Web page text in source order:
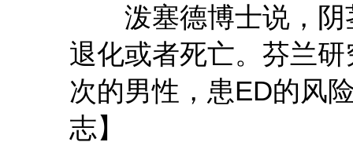
泼塞德博士说，阴
退化或者死亡。芬兰
次的男性，患ED的风
志】